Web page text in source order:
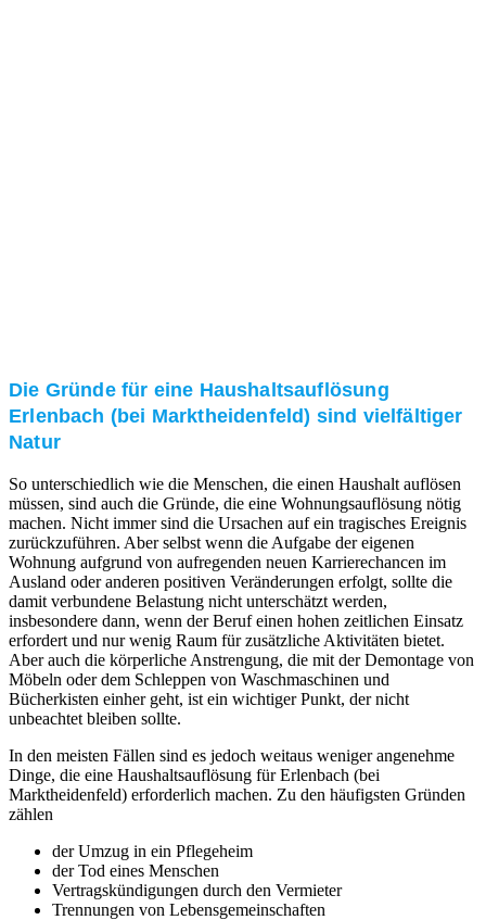
Die Gründe für eine Haushaltsauflösung
Erlenbach (bei Marktheidenfeld) sind vielfältiger
Natur
So unterschiedlich wie die Menschen, die einen Haushalt auflösen
müssen, sind auch die Gründe, die eine Wohnungsauflösung nötig
machen. Nicht immer sind die Ursachen auf ein tragisches Ereignis
zurückzuführen. Aber selbst wenn die Aufgabe der eigenen
Wohnung aufgrund von aufregenden neuen Karrierechancen im
Ausland oder anderen positiven Veränderungen erfolgt, sollte die
damit verbundene Belastung nicht unterschätzt werden,
insbesondere dann, wenn der Beruf einen hohen zeitlichen Einsatz
erfordert und nur wenig Raum für zusätzliche Aktivitäten bietet.
Aber auch die körperliche Anstrengung, die mit der Demontage von
Möbeln oder dem Schleppen von Waschmaschinen und
Bücherkisten einher geht, ist ein wichtiger Punkt, der nicht
unbeachtet bleiben sollte.
In den meisten Fällen sind es jedoch weitaus weniger angenehme
Dinge, die eine Haushaltsauflösung für Erlenbach (bei
Marktheidenfeld) erforderlich machen. Zu den häufigsten Gründen
zählen
der Umzug in ein Pflegeheim
der Tod eines Menschen
Vertragskündigungen durch den Vermieter
Trennungen von Lebensgemeinschaften